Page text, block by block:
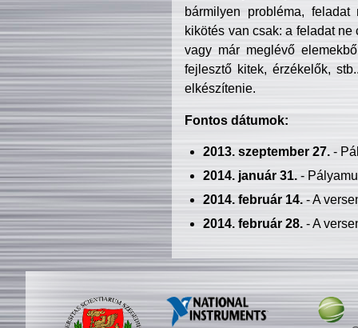
bármilyen probléma, feladat
kikötés van csak: a feladat
vagy már meglévő
fejlesztő kitek, érzékelők,
elkészítenie.
Fontos dátumok:
2013. szeptember 27.-
2014. január 31.-
2014. február 14.- A
2014. február 28.- A